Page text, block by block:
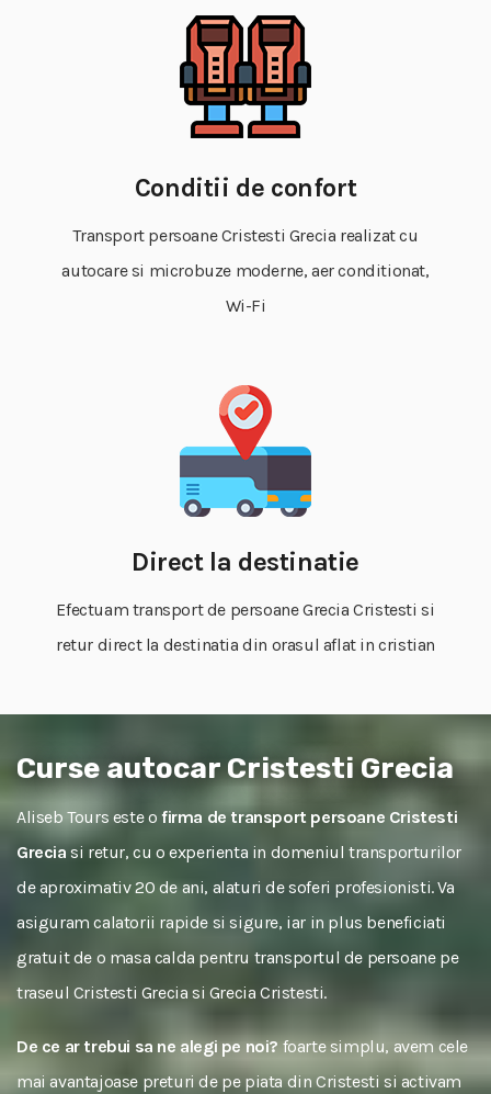
Conditii de confort
Transport persoane Cristesti Grecia realizat cu
autocare si microbuze moderne, aer conditionat,
Wi-Fi
Direct la destinatie
Efectuam transport de persoane Grecia Cristesti si
retur direct la destinatia din orasul aflat in cristian
Curse autocar Cristesti Grecia
Aliseb Tours este o firma de transport persoane Cristesti
Grecia si retur, cu o experienta in domeniul transporturilor
de aproximativ 20 de ani, alaturi de soferi profesionisti. Va
asiguram calatorii rapide si sigure, iar in plus beneficiati
gratuit de o masa calda pentru transportul de persoane pe
traseul Cristesti Grecia si Grecia Cristesti.
De ce ar trebui sa ne alegi pe noi? foarte simplu, avem cele
mai avantajoase preturi de pe piata din Cristesti si activam